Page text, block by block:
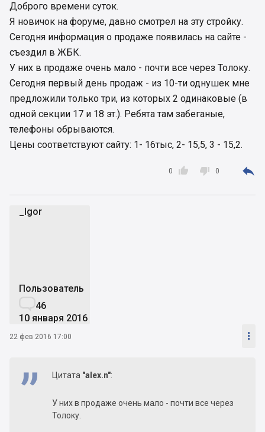
Доброго времени суток.
Я новичок на форуме, давно смотрел на эту стройку.
Сегодня информация о продаже появилась на сайте -
съездил в ЖБК.
У них в продаже очень мало - почти все через Толоку.
Сегодня первый день продаж - из 10-ти однушек мне
предложили только три, из которых 2 одинаковые (в
одной секции 17 и 18 эт.). Ребята там забеганые,
телефоны обрываются.
Цены соответствуют сайту: 1- 16тыс, 2- 15,5, 3 - 15,2.

0  0 
_Igor
Пользователь
46
10 января 2016
22 фев 2016 17:00 
Цитата "alex.n":
У них в продаже очень мало - почти все через
Толоку.